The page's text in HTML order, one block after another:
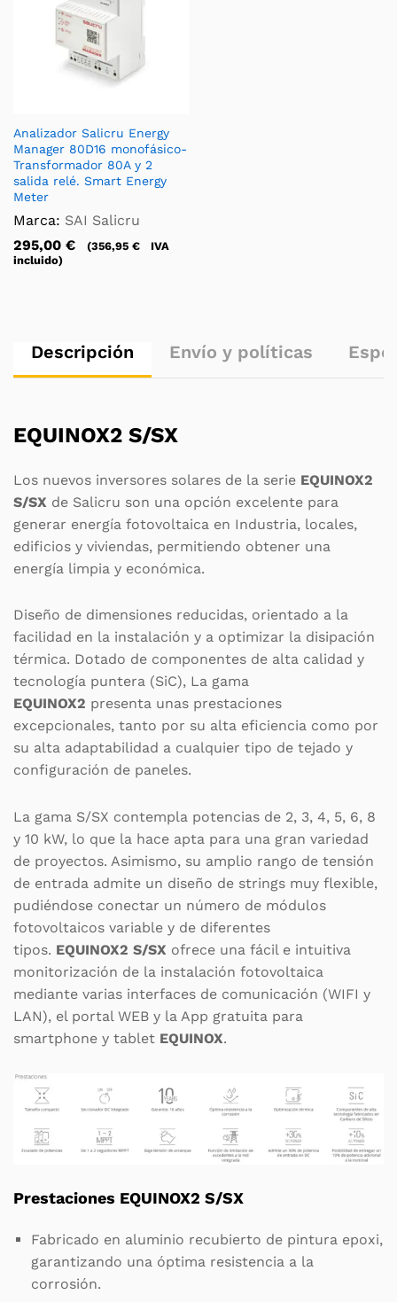
Analizador Salicru Energy
Manager 80D16 monofásico-
Transformador 80A y 2
salida relé. Smart Energy
Meter
Marca: SAI Salicru
295,00 € (356,95 €
IVA
incluido)
Descripción Envío y políticas
EQUINOX2 S/SX
Los nuevos inversores solares de la serie EQUINOX2
S/SX de Salicru son una opción excelente para
generar energía fotovoltaica en Industria, locales,
edificios y viviendas, permitiendo obtener una
energía limpia y económica.
Diseño de dimensiones reducidas, orientado a la
facilidad en la instalación y a optimizar la disipación
térmica. Dotado de componentes de alta calidad y
tecnología puntera (SiC), La gama
EQUINOX2 presenta unas prestaciones
excepcionales, tanto por su alta eficiencia como por
su alta adaptabilidad a cualquier tipo de tejado y
configuración de paneles.
La gama S/SX contempla potencias de 2, 3, 4, 5, 6, 8
y 10 kW, lo que la hace apta para una gran variedad
de proyectos. Asimismo, su amplio rango de tensión
de entrada admite un diseño de strings muy flexible,
pudiéndose conectar un número de módulos
fotovoltaicos variable y de diferentes
tipos. EQUINOX2 S/SX ofrece una fácil e intuitiva
monitorización de la instalación fotovoltaica
mediante varias interfaces de comunicación (WIFI y
LAN), el portal WEB y la App gratuita para
smartphone y tablet EQUINOX.
Prestaciones EQUINOX2 S/SX
Fabricado en aluminio recubierto de pintura epoxi,
garantizando una óptima resistencia a la
corrosión.